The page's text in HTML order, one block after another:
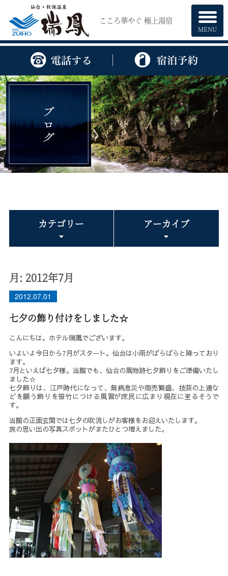
こころ華やぐ 極上湯宿
MENU
カテゴリー アーカイブ
月: 2012年7月
2012.07.01
七夕の飾り付けをしました☆
こんにちは。ホテル瑞鳳でございます。
いよいよ今日から7月がスタート。仙台は小雨がぱらぱらと降っており
ます。
7月といえば七夕様。当館でも、仙台の風物詩七夕飾りをご準備いたし
ました☆
七夕飾りは、江戸時代になって、無病息災や商売繁盛、技芸の上達な
どを願う飾りを笹竹につける風習が庶民に広まり現在に至るそうで
す。
当館の正面玄関では七夕の吹流しがお客様をお迎えいたします。
旅の思い出の写真スポットがまたひとつ増えました。